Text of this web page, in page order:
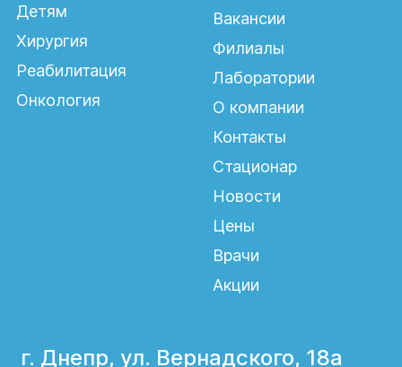
Детям
Хирургия
Реабилитация
Онкология
Вакансии
Филиалы
Лаборатории
О компании
Контакты
Стационар
Новости
Цены
Врачи
Акции
г. Днепр, ул. Вернадского, 18а